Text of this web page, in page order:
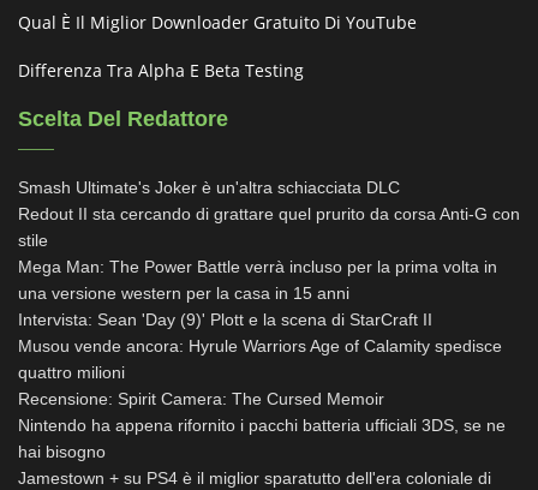
Qual È Il Miglior Downloader Gratuito Di YouTube
Differenza Tra Alpha E Beta Testing
Scelta Del Redattore
Smash Ultimate's Joker è un'altra schiacciata DLC
Redout II sta cercando di grattare quel prurito da corsa Anti-G con
stile
Mega Man: The Power Battle verrà incluso per la prima volta in
una versione western per la casa in 15 anni
Intervista: Sean 'Day (9)' Plott e la scena di StarCraft II
Musou vende ancora: Hyrule Warriors Age of Calamity spedisce
quattro milioni
Recensione: Spirit Camera: The Cursed Memoir
Nintendo ha appena rifornito i pacchi batteria ufficiali 3DS, se ne
hai bisogno
Jamestown + su PS4 è il miglior sparatutto dell'era coloniale di